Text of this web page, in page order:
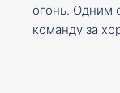
огонь. Одним
команду за